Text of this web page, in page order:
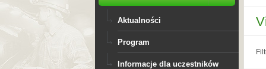
Aktualności
Program
Informacje dla uczestników